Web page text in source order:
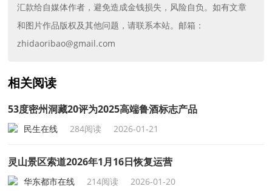
汇款给自媒体作者，避免造成金钱损失，风险自负。如有文章
和图片作品版权及其他问题，请联系本站。邮箱：
zhidaoribao@gmail.com
相关阅读
53度密州洞藏20评为2025高端鲁酒标志产品
民生在线 284阅读 2026-01-21
灵山景区索道2026年1月16日恢复运营
华东都市在线 214阅读 2026-01-20